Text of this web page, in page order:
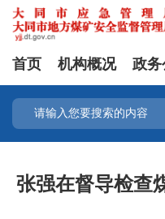
首页 机构概况 政务
张强在督导检查